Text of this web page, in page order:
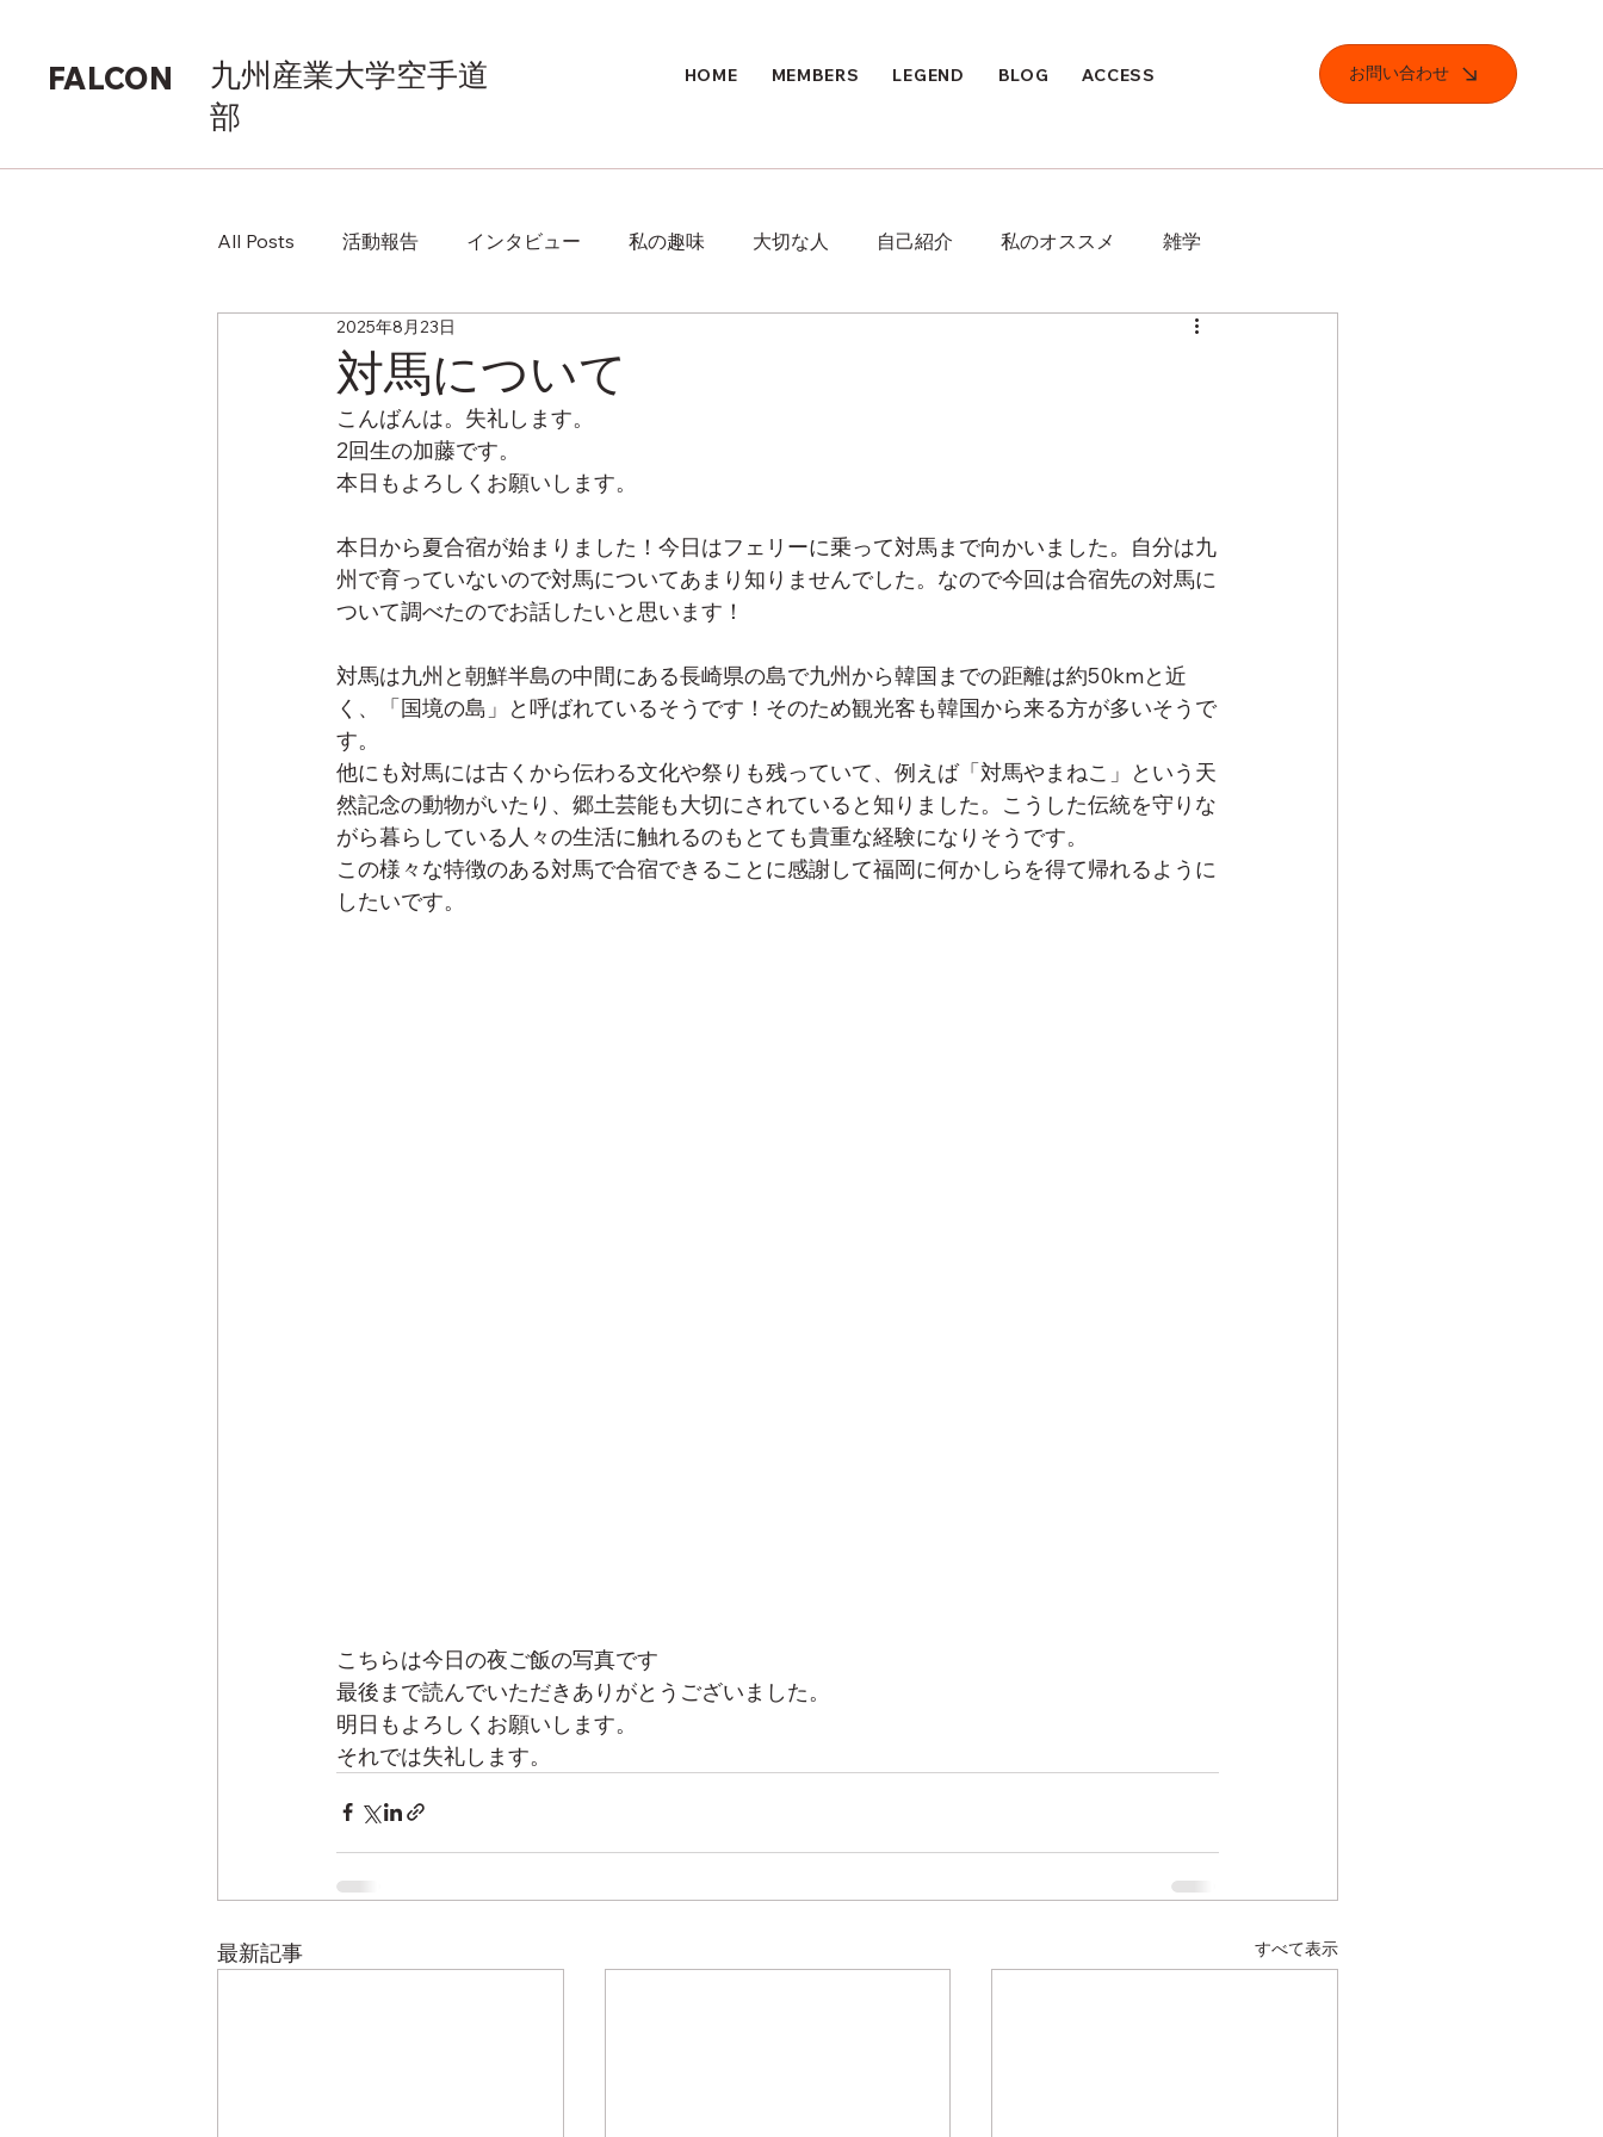
HOME MEMBERS LEGEND BLOG ACCESS お問い合わせ
FALCON
九州産業大学空手道
部
All Posts 活動報告 インタビュー 私の趣味 大切な人 自己紹介 私のオススメ 雑学
対馬について
2025年8月23日
こんばんは。失礼します。
2回生の加藤です。
本日もよろしくお願いします。
本日から夏合宿が始まりました！今日はフェリーに乗って対馬まで向かいました。自分は九
州で育っていないので対馬についてあまり知りませんでした。なので今回は合宿先の対馬に
ついて調べたのでお話したいと思います！
対馬は九州と朝鮮半島の中間にある長崎県の島で九州から韓国までの距離は約50kmと近
く、「国境の島」と呼ばれているそうです！そのため観光客も韓国から来る方が多いそうで
す。
他にも対馬には古くから伝わる文化や祭りも残っていて、例えば「対馬やまねこ」という天
然記念の動物がいたり、郷土芸能も大切にされていると知りました。こうした伝統を守りな
がら暮らしている人々の生活に触れるのもとても貴重な経験になりそうです。
この様々な特徴のある対馬で合宿できることに感謝して福岡に何かしらを得て帰れるように
したいです。
こちらは今日の夜ご飯の写真です
最後まで読んでいただきありがとうございました。
明日もよろしくお願いします。
それでは失礼します。
最新記事 すべて表示